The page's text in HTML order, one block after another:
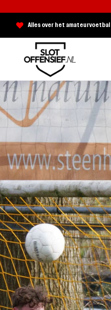
Alles over het amateurvoetbal